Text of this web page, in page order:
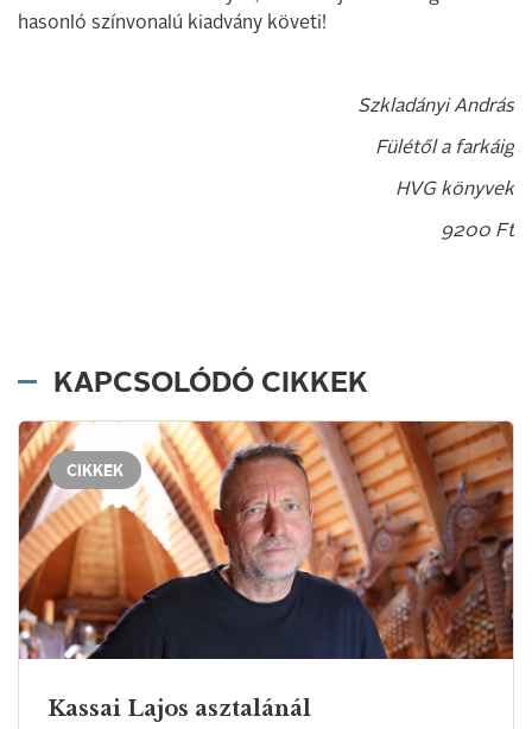
hasonló színvonalú kiadvány követi!
Szkladányi András
Fülétől a farkáig
HVG könyvek
9200 Ft
KAPCSOLÓDÓ CIKKEK
CIKKEK
Kassai Lajos asztalánál